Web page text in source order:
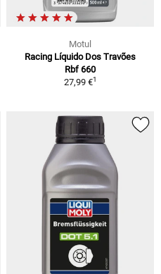
Motul
Racing Líquido Dos Travões
Rbf 660
27,99 €1